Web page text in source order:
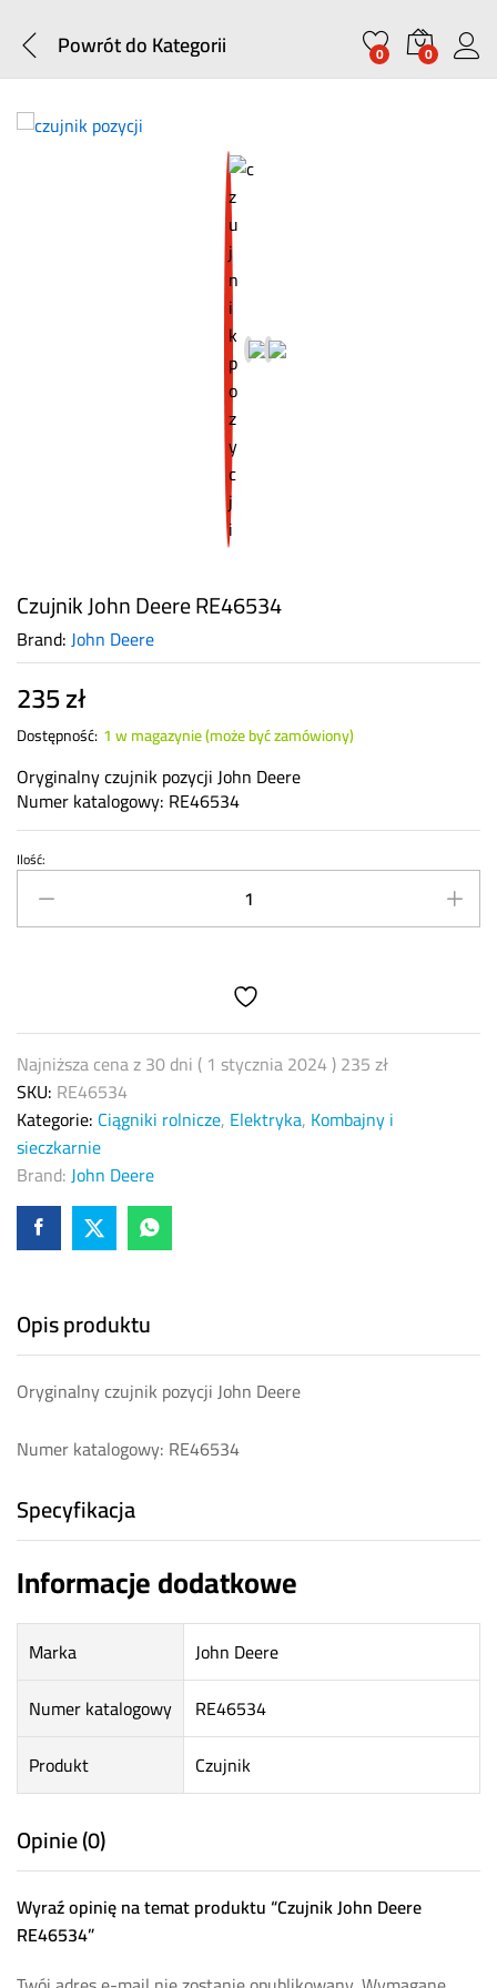
Powrót doKategorii 0 0
Czujnik John Deere RE46534
Brand:John Deere
235zł
Dostępność: 1 w magazynie (może być zamówiony)
Oryginalny czujnik pozycji John Deere
Numer katalogowy: RE46534
Czujnik
John
Deere
Ilość:
Najniższa cena z 30 dni ( 1 stycznia 2024)235zł
SKU: RE46534
Kategorie: Ciągniki rolnicze, Elektryka, Kombajny i
sieczkarnie
Brand:John Deere
Opis produktu
Oryginalny czujnik pozycji John Deere
Numer katalogowy: RE46534
Specyfikacja
Informacje dodatkowe
Marka
John Deere
Numer katalogowy
RE46534
Produkt
Czujnik
Opinie (0)
Wyraź opinię na temat produktu “Czujnik John Deere
RE46534”